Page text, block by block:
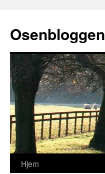
Osenbloggen
Hopp
Hjem